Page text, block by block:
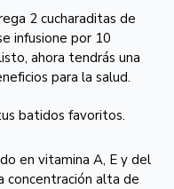
2 cucharaditas de
infusione por 10
ahora tendrás una
para la salud.
batidos favoritos.
en vitamina A, E y del
concentración alta de